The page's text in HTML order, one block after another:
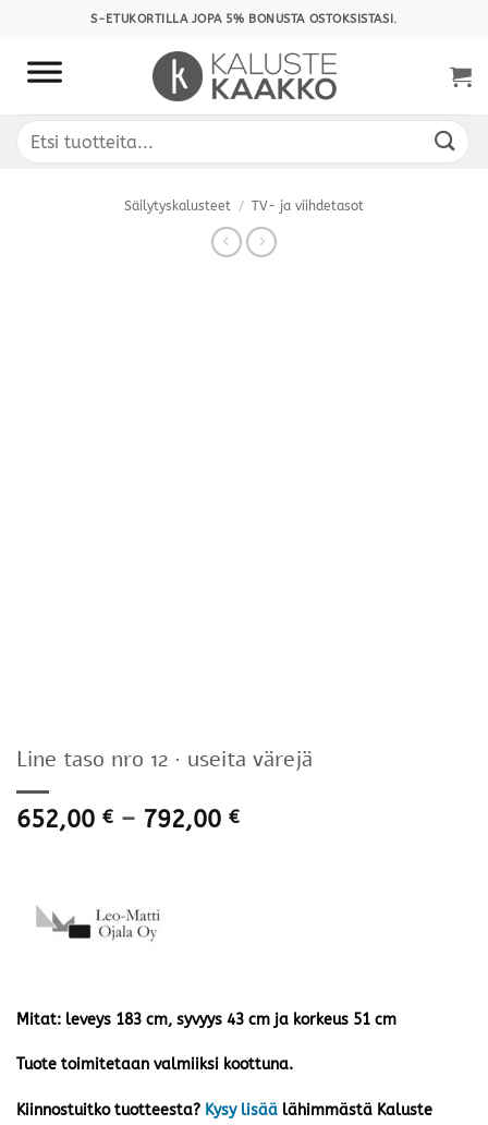
content
S-ETUKORTILLA JOPA 5% BONUSTA OSTOKSISTASI.
Etsi:
Säilytyskalusteet / TV- ja viihdetasot
Line taso nro 12 · useita värejä
652,00 € – 792,00 €Hintaluokka:
Mitat: leveys 183 cm, syvyys 43 cm ja korkeus 51 cm
Tuote toimitetaan valmiiksi koottuna.
Kiinnostuitko tuotteesta? Kysy lisää lähimmästä Kaluste